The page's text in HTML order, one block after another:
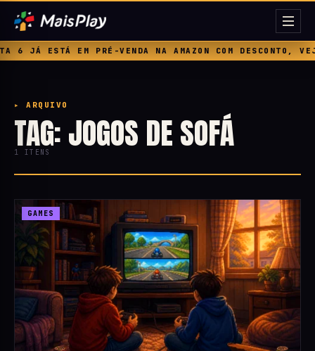
JÁ ESTÁ EM PRÉ-VENDA NA AMAZON COM DESCONTO,
▸ ARQUIVO
TAG: JOGOS DE SOFÁ
1 ITENS
GAMES